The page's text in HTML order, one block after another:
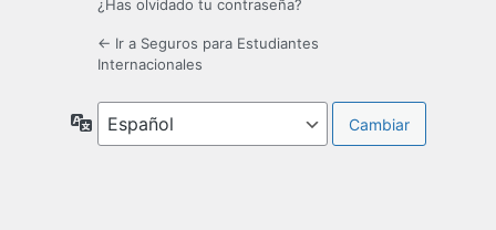
¿Has olvidado tu contraseña?
← Ir a Seguros para Estudiantes
Internacionales
Idioma